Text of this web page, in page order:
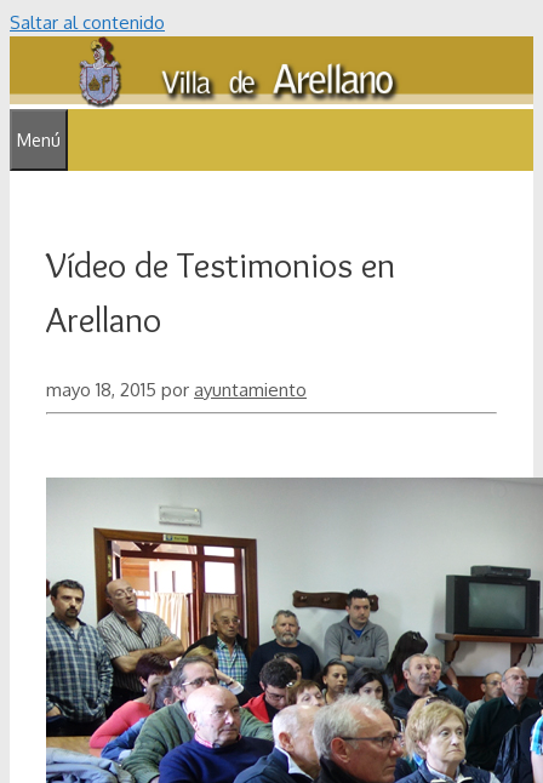
Saltar al contenido
Menú
Vídeo de Testimonios en
Arellano
mayo 18, 2015 por ayuntamiento